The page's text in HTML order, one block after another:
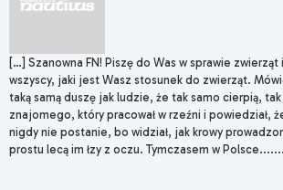
[…] Szanowna FN! Piszę do Was w sprawie
wszyscy, jaki jest Wasz stosunek do zwierząt.
taką samą duszę jak ludzie, że tak samo cierpią,
znajomego, który pracował w rzeźni i powiedział,
nigdy nie postanie, bo widział, jak krowy
prostu lecą im łzy z oczu. Tymczasem w Polsce.......